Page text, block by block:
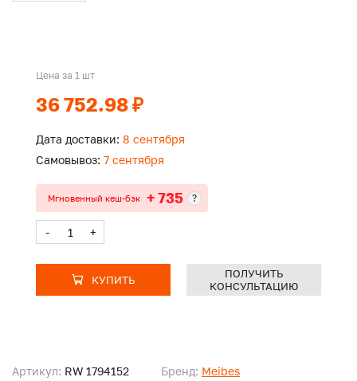
Артикул: RW 1794152 Бренд: Meibes
Цена за 1 шт
36 752.98 ₽
Дата доставки: 8 сентября
Самовывоз: 7 сентября
Мгновенный кеш-бэк + 735 ?
- +
КУПИТЬ
ПОЛУЧИТЬ
КОНСУЛЬТАЦИЮ